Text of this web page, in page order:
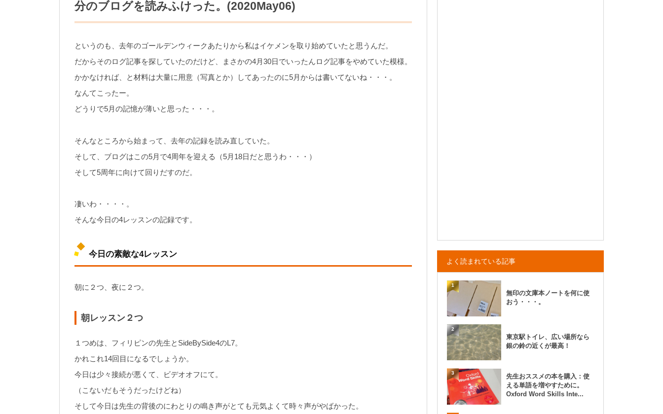
分のブログを読みふけった。(2020May06)
というのも、去年のゴールデンウィークあたりから私はイケメンを取り始めていたと思うんだ。
だからそのログ記事を探していたのだけど、まさかの4月30日でいったんログ記事をやめていた模様。
かかなければ、と材料は大量に用意（写真とか）してあったのに5月からは書いてないね・・・。
なんてこったー。
どうりで5月の記憶が薄いと思った・・・。
そんなところから始まって、去年の記録を読み直していた。
そして、ブログはこの5月で4周年を迎える（5月18日だと思うわ・・・）
そして5周年に向けて回りだすのだ。
凄いわ・・・・。
そんな今日の4レッスンの記録です。
今日の素敵な4レッスン
朝に２つ、夜に２つ。
朝レッスン２つ
１つめは、フィリピンの先生とSideBySide4のL7。
かれこれ14回目になるでしょうか。
今日は少々接続が悪くて、ビデオオフにて。
（こないだもそうだったけどね）
そして今日は先生の背後のにわとりの鳴き声がとても元気よくて時々声がやばかった。
よく読まれている記事
1
無印の文庫本ノートを何に使
おう・・・。
2
東京駅トイレ、広い場所なら
銀の鈴の近くが最高！
3
先生おススメの本を購入：使
える単語を増やすために。
Oxford Word Skills Inte...